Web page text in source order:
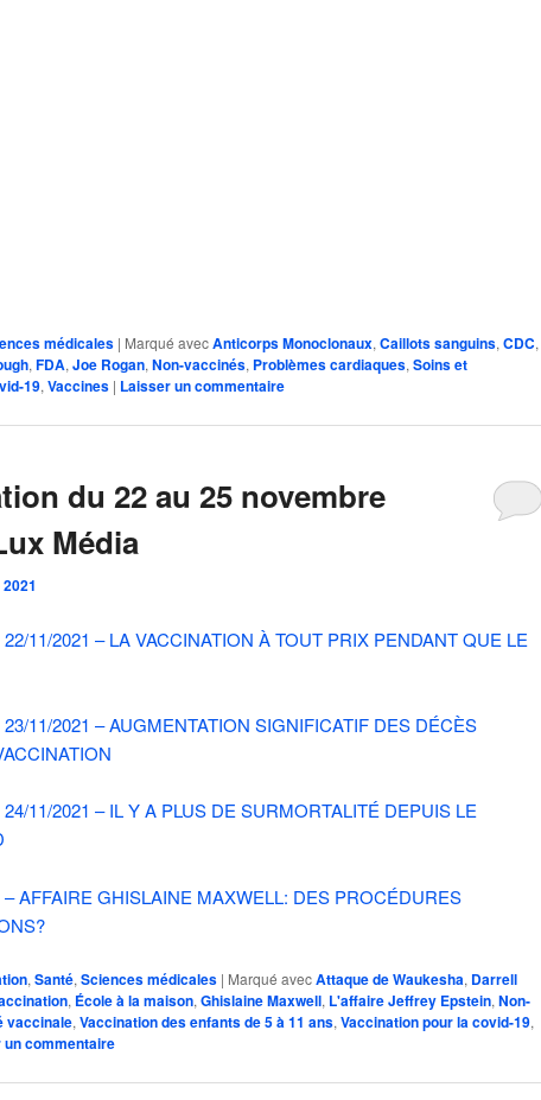
médicales | Marqué avecAnticorps Monoclonaux, Caillots sanguins, CDC,
, FDA, Joe Rogan, Non-vaccinés, Problèmes cardiaques, Soins et
19, Vaccines | Laisser un commentaire
du 22 au 25 novembre
Média
11/2021 – LA VACCINATION À TOUT PRIX PENDANT QUE LE
11/2021 – AUGMENTATION SIGNIFICATIF DES DÉCÈS
11/2021 – IL Y A PLUS DE SURMORTALITÉ DEPUIS LE
AFFAIRE GHISLAINE MAXWELL: DES PROCÉDURES
, Santé, Sciences médicales | Marqué avecAttaque de Waukesha, Darrell
, École à la maison, Ghislaine Maxwell, L'affaire Jeffrey Epstein, Non-
vaccinale, Vaccination des enfants de 5 à 11 ans, Vaccination pour la covid-19,
un commentaire